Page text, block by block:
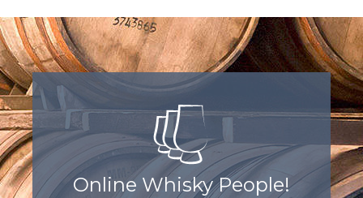
Online Whisky People!